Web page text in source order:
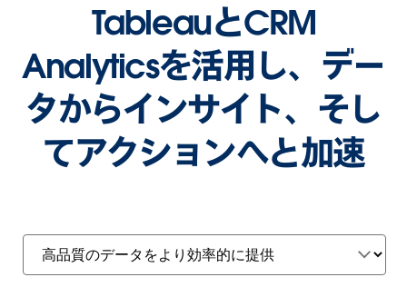
TableauとCRM
Analyticsを活用し、デー
タからインサイト、そし
てアクションへと加速